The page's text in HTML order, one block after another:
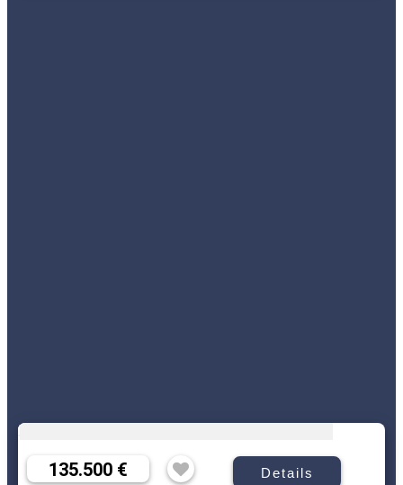
135.500 € Details